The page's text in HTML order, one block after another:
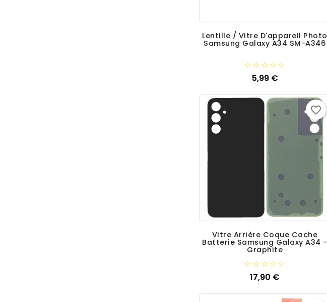
Lentille / Vitre D'appareil Photo
Samsung Galaxy A34 SM-A346
5,99 €Prix
Ajouter
Vitre Arrière Coque Cache
Batterie Samsung Galaxy A34 -
Graphite
17,90 €
Ajouter
favorite_border